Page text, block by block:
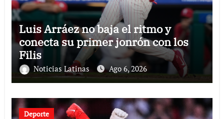
Luis Arráez no baja el ritmo y
conecta su primer jonrón con los
Filis
Noticias Latinas Ago 6, 2026
Deporte